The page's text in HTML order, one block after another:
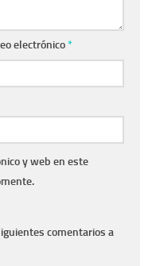
electrónico*
y web en este
comentarios a